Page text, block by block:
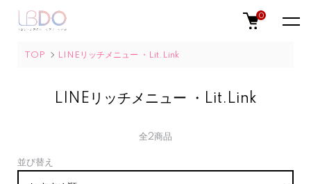
0
TOP LINEリッチメニュー ・Lit.Link
LINEリッチメニュー ・Lit.Link
全2商品
並び替え